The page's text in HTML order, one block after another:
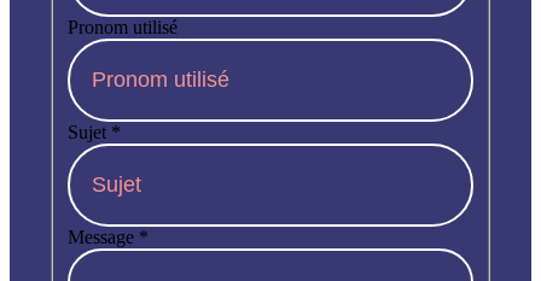
Pronom utilisé
Sujet *
Message *